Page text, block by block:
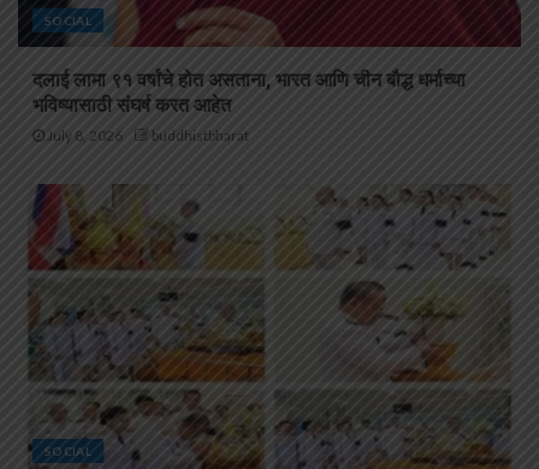
SOCIAL
दलाई लामा ९१ वर्षांचे होत असताना, भारत आणि चीन बौद्ध धर्माच्या
भविष्यासाठी संघर्ष करत आहेत
July 8, 2026 buddhistbharat
SOCIAL